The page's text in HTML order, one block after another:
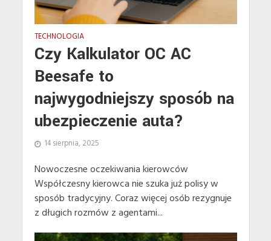
TECHNOLOGIA
Czy Kalkulator OC AC
Beesafe to
najwygodniejszy sposób na
ubezpieczenie auta?
14 sierpnia, 2025
Nowoczesne oczekiwania kierowców
Współczesny kierowca nie szuka już polisy w
sposób tradycyjny. Coraz więcej osób rezygnuje
z długich rozmów z agentami...